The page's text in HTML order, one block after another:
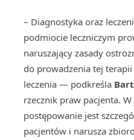
– Diagnostyka oraz
podmiocie leczniczym
naruszający zasady
do prowadzenia tej
leczenia — podkreśla
rzecznik praw pacjenta.
postępowanie jest
pacjentów i narusza